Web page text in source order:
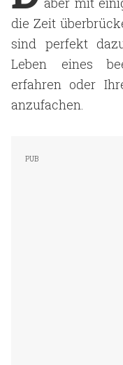
die Zeit
sind perfekt
Leben eines
erfahren oder
anzufachen.